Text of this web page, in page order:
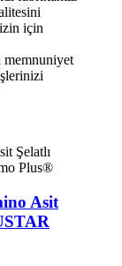
için
memnuniyet
Asit